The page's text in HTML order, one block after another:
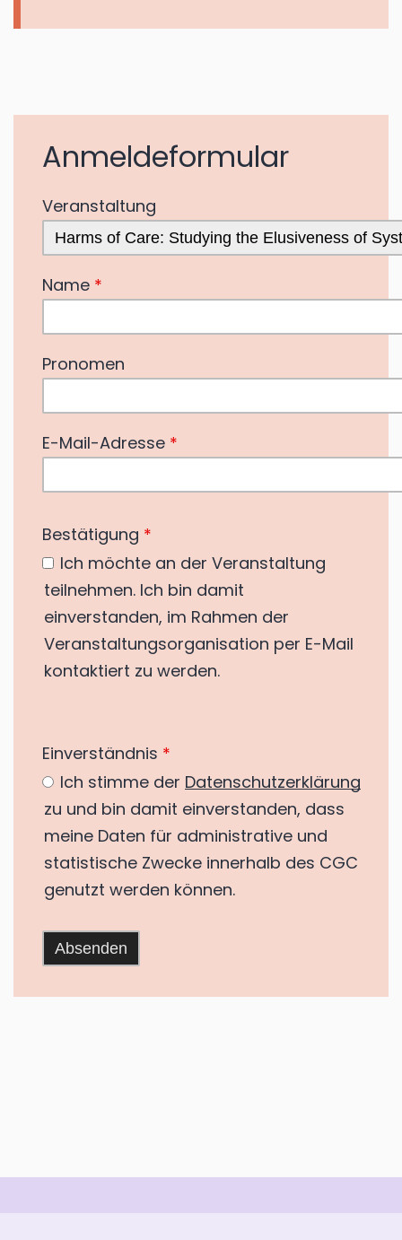
Anmeldeformular
Veranstaltung
Name *
Pronomen
E-Mail-Adresse *
Bestätigung *
Ich möchte an der Veranstaltung
teilnehmen. Ich bin damit
einverstanden, im Rahmen der
Veranstaltungsorganisation per E-Mail
kontaktiert zu werden.
Einverständnis *
Ich stimme der Datenschutzerklärung
zu und bin damit einverstanden, dass
meine Daten für administrative und
statistische Zwecke innerhalb des CGC
genutzt werden können.